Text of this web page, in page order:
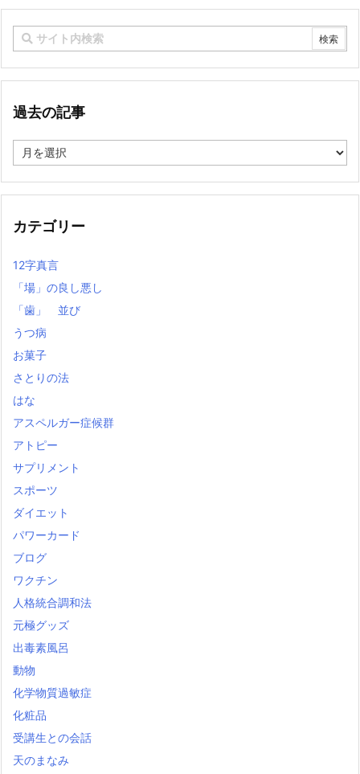
過去の記事
去
記
カテゴリー
12字真言
「場」の良し悪し
「歯」 並び
うつ病
お菓子
さとりの法
はな
アスペルガー症候群
アトピー
サプリメント
スポーツ
ダイエット
パワーカード
ブログ
ワクチン
人格統合調和法
元極グッズ
出毒素風呂
動物
化学物質過敏症
化粧品
受講生との会話
天のまなみ